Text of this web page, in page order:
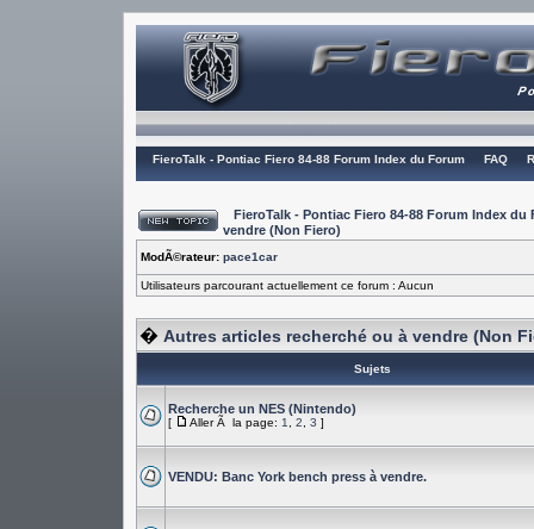
FieroTalk - Pontiac Fiero 84-88 Forum Index du Forum FAQ
FieroTalk - Pontiac Fiero 84-88 Forum Index du
vendre (Non Fiero)
ModÃ©rateur: pace1car
Utilisateurs parcourant actuellement ce forum : Aucun
� Autres articles recherché ou à vendre (Non
Sujets
Recherche un NES (Nintendo)
[ Aller Ã la page: 1 2 3 ]
VENDU: Banc York bench press à vendre.